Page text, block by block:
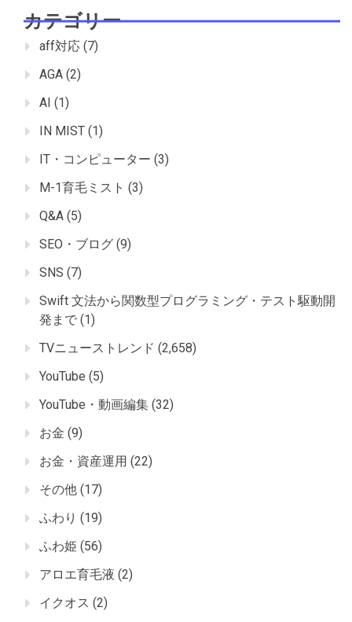
カテゴリー
aff対応 (7)
AGA (2)
AI (1)
IN MIST (1)
IT・コンピューター (3)
M-1育毛ミスト (3)
Q&A (5)
SEO・ブログ (9)
SNS (7)
Swift 文法から関数型プログラミング・テスト駆動開
発まで (1)
TVニューストレンド (2,658)
YouTube (5)
YouTube・動画編集 (32)
お金 (9)
お金・資産運用 (22)
その他 (17)
ふわり (19)
ふわ姫 (56)
アロエ育毛液 (2)
イクオス (2)